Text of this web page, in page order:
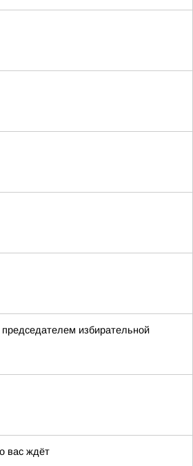
избирательной
вас ждёт